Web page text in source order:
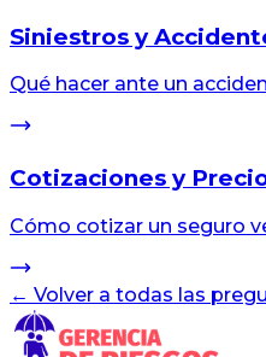
Siniestros y
Qué hacer ante un
Cotizaciones y
Cómo cotizar un seguro
← Volver a todas las